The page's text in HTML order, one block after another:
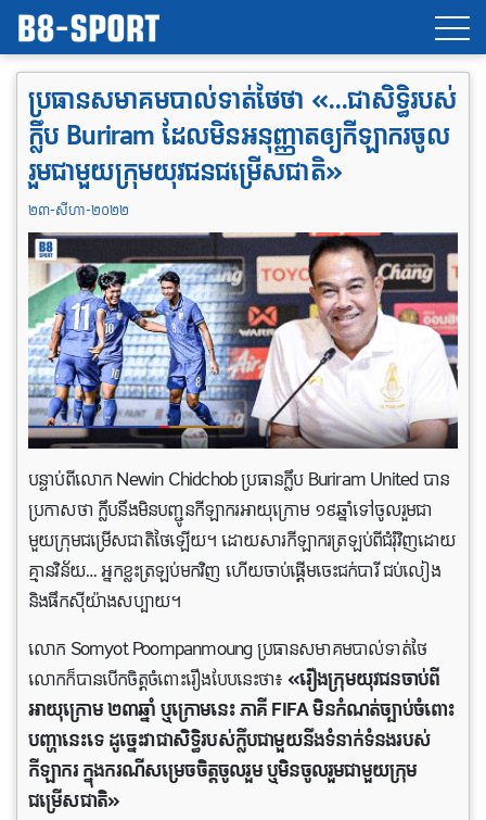
ប្រធាន​សមាគម​បាល់ទាត់​ថៃ​​ថា​ «…ជា​សិទ្ធិ​របស់​
ក្លឹប​​ Buriram ដែលមិន​អនុញ្ញាត​ឲ្យ​កីឡាករ​ចូល​
រួម​ជាមួយ​ក្រុមយុវជន​ជម្រើស​ជាតិ​»
២៣-សីហា-២០២២
បន្ទាប់ពីលោក Newin Chidchob ប្រធានក្លឹប Buriram United បាន
ប្រកាសថា ក្លឹបនឹងមិនបញ្ជូនកីឡាករអាយុក្រោម ១៩ឆ្នាំទៅចូលរួមជា
មួយក្រុមជម្រើសជាតិថៃឡើយ។ ដោយសារ​កីឡាករ​ត្រឡប់​ពី​ជំរុំ​វិញ​ដោយ
គ្មានវិន័យ… អ្នកខ្លះត្រឡប់មកវិញ ហើយចាប់ផ្តើមចេះជក់បារី ជប់លៀង
និងផឹកស៊ីយ៉ាងសប្បាយ។
លោក Somyot Poompanmoung ប្រធាន​សមាគម​បាល់ទាត់​ថៃ
លោកក៏​បាន​បើក​ចិត្ត​ចំពោះ​រឿង​បែប​នេះ​ថា៖ «រឿង​ក្រុម​យុវជនចាប់ពី
អាយុក្រោម ២៣ឆ្នាំ ឬក្រោមនេះ ភាគី FIFA មិនកំណត់ច្បាប់ចំពោះ
បញ្ហានេះទេ ដូច្នេះវាជាសិទ្ធិរបស់ក្លឹបជាមួយនឹងទំនាក់ទំនងរបស់
កីឡាករ ក្នុងករណីសម្រេចចិត្តចូលរួម ឬមិនចូលរួមជាមួយ​ក្រុម​
ជម្រើស​ជាតិ»